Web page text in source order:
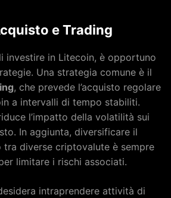
e Trading
investire in Litecoin, è opportuno
Una strategia comune è il
, che prevede l’acquisto regolare
a intervalli di tempo stabiliti.
l’impatto della volatilità sui
In aggiunta, diversificare il
diverse criptovalute è sempre
limitare i rischi associati.
intraprendere attività di